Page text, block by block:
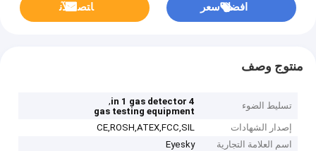
افضل سعر ﺎﺘﺼﻟ ﺍﻶﻧ
منتوج وصف
تسليط الضوء 4 in 1 gas detector
,
gas testing equipment
إصدار الشهادات
CE,ROSH,ATEX,FCC,SIL
اسم العلامة التجارية
Eyesky